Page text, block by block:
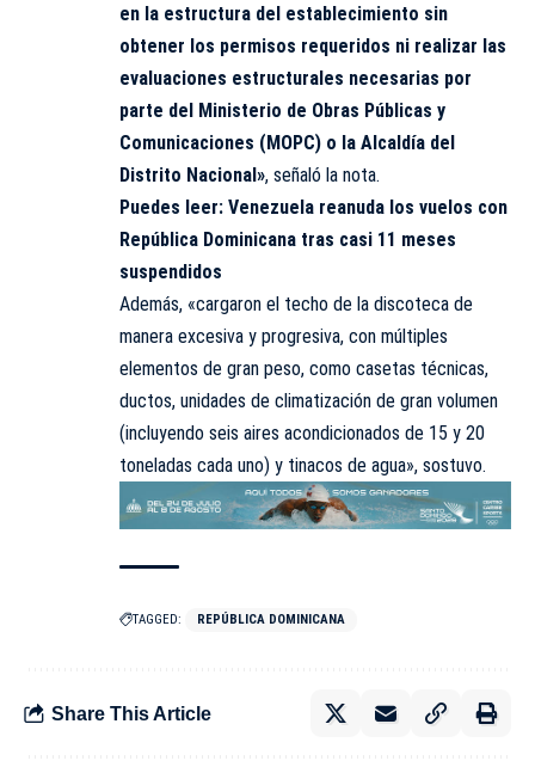
en la estructura del establecimiento sin
obtener los permisos requeridos ni realizar las
evaluaciones estructurales necesarias por
parte del Ministerio de Obras Públicas y
Comunicaciones (MOPC) o la Alcaldía del
Distrito Nacional», señaló la nota.
Puedes leer: Venezuela reanuda los vuelos con
República Dominicana tras casi 11 meses
suspendidos
Además, «cargaron el techo de la discoteca de
manera excesiva y progresiva, con múltiples
elementos de gran peso, como casetas técnicas,
ductos, unidades de climatización de gran volumen
(incluyendo seis aires acondicionados de 15 y 20
toneladas cada uno) y tinacos de agua», sostuvo.
TAGGED: REPÚBLICA DOMINICANA
Share This Article